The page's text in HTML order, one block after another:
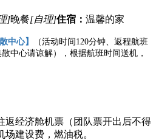
]晚餐[自理]住宿： 温馨的家
中心】 （活动时间 120分钟、返程航班
中心请谅解），根据航班时间送机，
返经济舱机票（团队票开出后不得
建设费，燃油税。